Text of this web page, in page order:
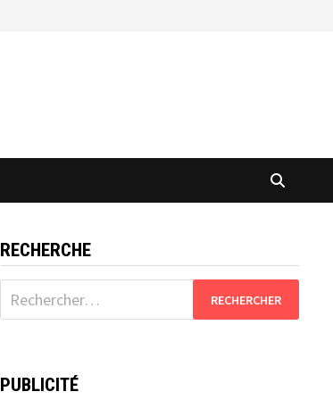
RECHERCHE
Rechercher :
PUBLICITÉ